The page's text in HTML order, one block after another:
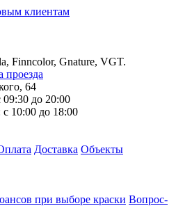
клиентам
Finncolor, Gnature, VGT.
проезда
64
09:30 до 20:00
с 10:00 до 18:00
Доставка Объекты
при выборе краски Вопрос-